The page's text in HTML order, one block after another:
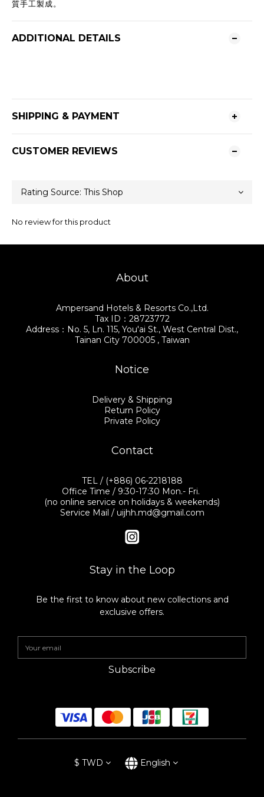
質手工製成。
ADDITIONAL DETAILS
SHIPPING & PAYMENT
CUSTOMER REVIEWS
No review for this product
About
Ampersand Hotels & Resorts Co.,Ltd.
Tax ID：28723772
Address：No. 5, Ln. 115, You'ai St., West Central Dist.,
Tainan City 700005 , Taiwan
Notice
Delivery & Shipping
Return Policy
Private Policy
Contact
TEL / (+886) 06-2218188
Office Time / 9:30-17:30 Mon.- Fri.
(no online service on holidays & weekends)
Service Mail / uijhh.md@gmail.com
Stay in the Loop
Be the first to know about new collections and
exclusive offers.
Subscribe
$ TWD English